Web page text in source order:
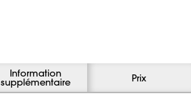
Information
supplémentaire Prix